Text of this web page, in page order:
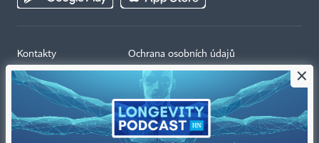
Kontakty
Tiráž redakce HN
Economia
Kariéra v HN
Ochrana osobních údajů
Prohlášení o cookies
Nastavení soukromí
Všeobecné smluvní podmínky
×